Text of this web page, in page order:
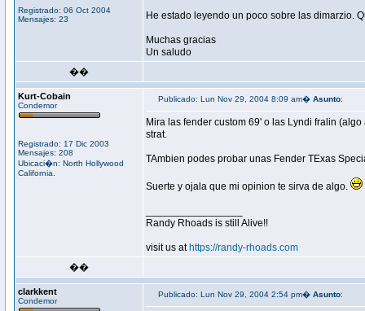
Registrado: 06 Oct 2004
Mensajes: 23
He estado leyendo un poco sobre las dimarzio.
Muchas gracias
Un saludo
��
Kurt-Cobain
Condemor
Registrado: 17 Dic 2003
Mensajes: 208
Ubicaci�n: North Hollywood
California.
Publicado: Lun Nov 29, 2004 8:09 am� Asunto:
Mira las fender custom 69' o las Lyndi fralin
strat.
TAmbien podes probar unas Fender TExas
Suerte y ojala que mi opinion te sirva de algo.
Randy Rhoads is still Alive!!
visit us at https://randy-rhoads.com
��
clarkkent
Condemor
Publicado: Lun Nov 29, 2004 2:54 pm� Asunto: